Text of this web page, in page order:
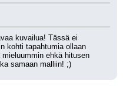
kuvailua! Tässä ei
kohti tapahtumia ollaan
ehkä hitusen
samaan malliin! ;)